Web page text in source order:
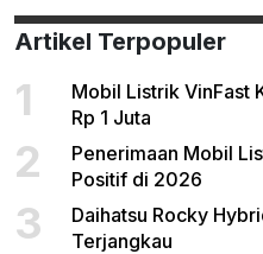
Artikel Terpopuler
1
Mobil Listrik VinFast
Rp 1 Juta
2
Penerimaan Mobil
Positif di 2026
3
Daihatsu Rocky
Terjangkau